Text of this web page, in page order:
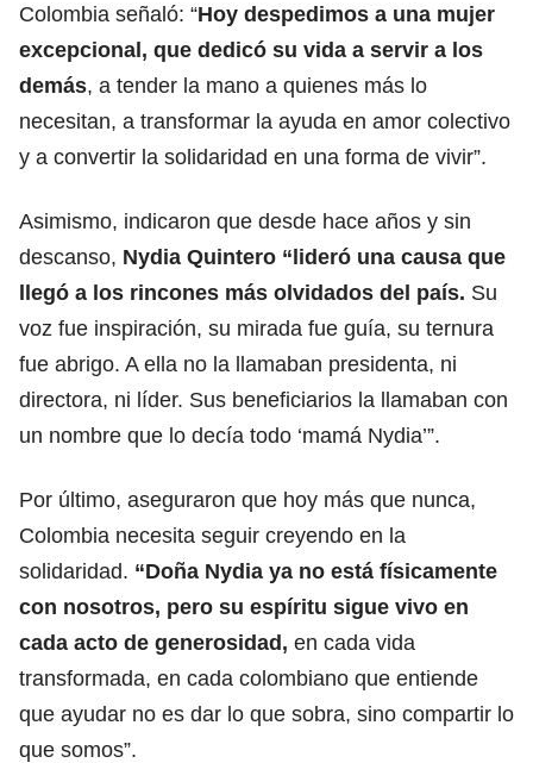
Colombia señaló: “Hoy despedimos a una mujer
excepcional, que dedicó su vida a servir a los
demás, a tender la mano a quienes más lo
necesitan, a transformar la ayuda en amor colectivo
y a convertir la solidaridad en una forma de vivir”.
Asimismo, indicaron que desde hace años y sin
descanso, Nydia Quintero “lideró una causa que
llegó a los rincones más olvidados del país. Su
voz fue inspiración, su mirada fue guía, su ternura
fue abrigo. A ella no la llamaban presidenta, ni
directora, ni líder. Sus beneficiarios la llamaban con
un nombre que lo decía todo ‘mamá Nydia’”.
Por último, aseguraron que hoy más que nunca,
Colombia necesita seguir creyendo en la
solidaridad. “Doña Nydia ya no está físicamente
con nosotros, pero su espíritu sigue vivo en
cada acto de generosidad, en cada vida
transformada, en cada colombiano que entiende
que ayudar no es dar lo que sobra, sino compartir lo
que somos”.